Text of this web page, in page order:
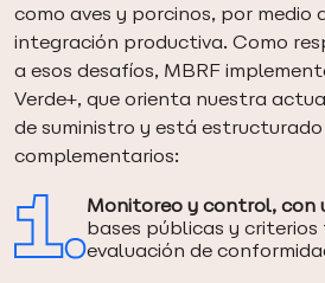
como aves y porcinos, por medio
integración productiva. Como
a esos desafíos, MBRF
Verde+, que orienta nuestra
de suministro y está
complementarios:
Monitoreo y control, con
bases públicas y
evaluación de